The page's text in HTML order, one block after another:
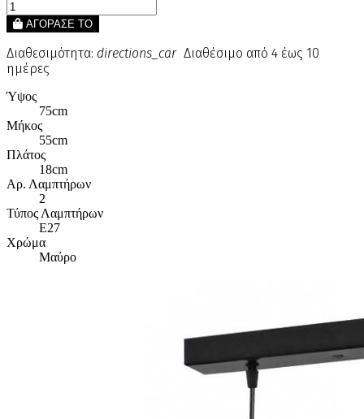
ΑΓΟΡΑΣΕ ΤΟ
Διαθεσιμότητα: directions_car Διαθέσιμο από 4 έως 10
ημέρες
Ύψος
75cm
Μήκος
55cm
Πλάτος
18cm
Αρ. Λαμπτήρων
2
Τύπος Λαμπτήρων
E27
Χρώμα
Μαύρο